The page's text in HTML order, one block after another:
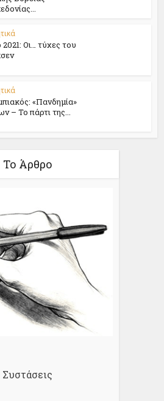
Oι… τύχες του
«Πανδημία»
– Το πάρτι της...
Το Άρθρο
Συστάσεις